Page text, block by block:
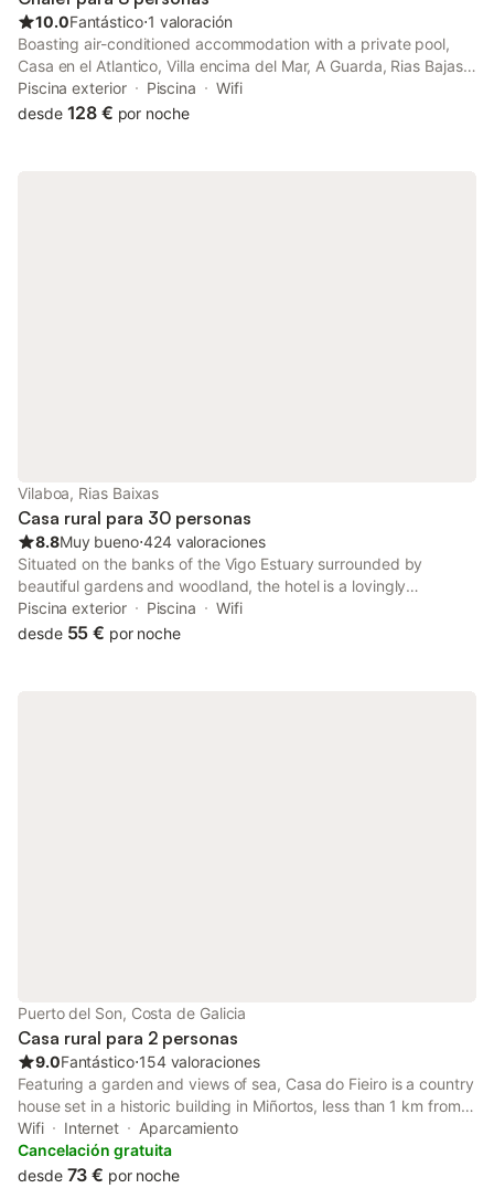
estación de tren y el transporte público se encu
10.0Fantástico⋅1 valoración
Boasting air-conditioned accommodation with a private pool,
Casa en el Atlantico, Villa encima del Mar, A Guarda, Rias Bajas
is situated in A Guarda. This property offers access to a
balcony, free private parking and free WiFi.
Piscina exterior Piscina
Wifi
desde 128 € por noche
Vilaboa, Rias Baixas
Casa rural para 30 personas
8.8Muy bueno⋅424 valoraciones
Situated on the banks of the Vigo Estuary surrounded by
beautiful gardens and woodland, the hotel is a lovingly
converted and extended, 17th century, rural property.
Piscina exterior Piscina
Wifi
desde 55 € por noche
Puerto del Son, Costa de Galicia
Casa rural para 2 personas
9.0Fantástico⋅154 valoraciones
Featuring a garden and views of sea, Casa do Fieiro is a country
house set in a historic building in Miñortos, less than 1 km from
Telleira Beach. Boasting room service, this property also has a
family-friendly restaurant and a sun terrace.
Wifi Internet
Aparcamiento
Cancelación gratuita
desde 73 € por noche